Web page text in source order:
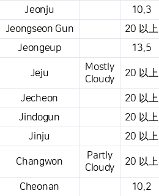
Jeonju
10.3
Jeongseon Gun
20 以上
Jeongeup
13.5
Jeju
Mostly
Cloudy
20 以上
Jecheon 20 以上
Jindogun
20 以上
Jinju
20 以上
Changwon
Partly
Cloudy
20 以上
Cheonan 10.2